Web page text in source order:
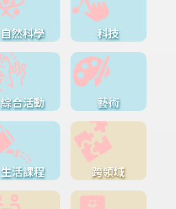
自然科學 科技
綜合活動 藝術
生活課程 跨領域